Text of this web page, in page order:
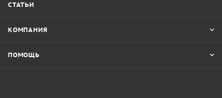
СТАТЬИ
КОМПАНИЯ
ПОМОЩЬ